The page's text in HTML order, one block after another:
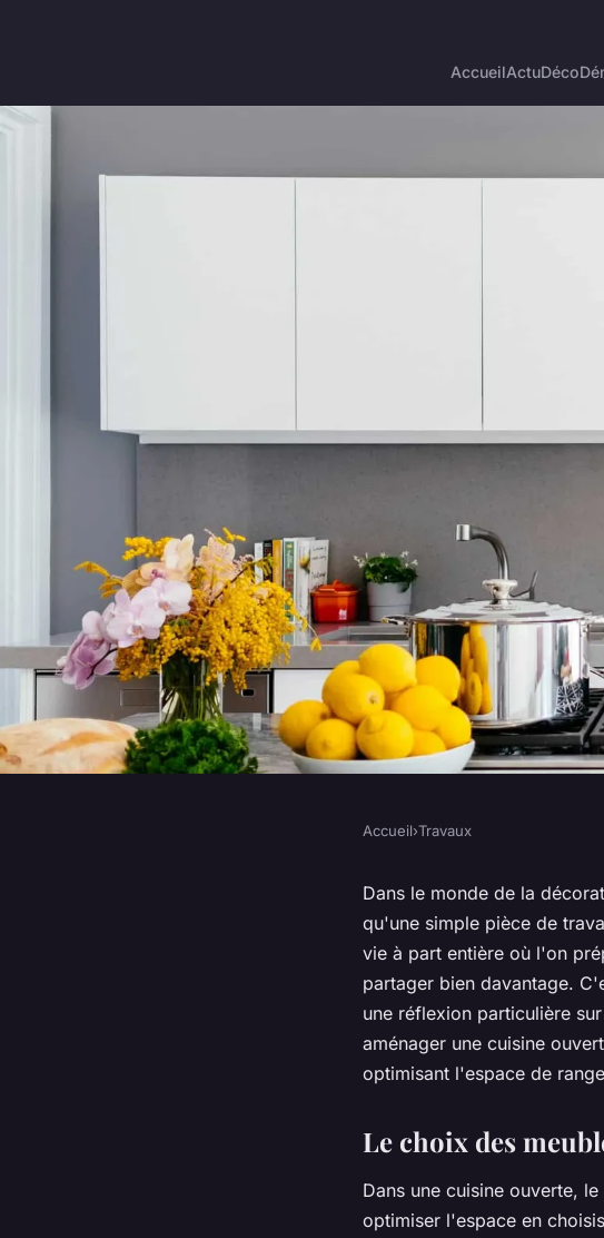
AccueilActuDéco
Comment aménager
ouverte tout en
Accueil›Travaux
Dans le monde de la
qu'une simple pièce de
vie à part entière où l'on
partager bien davantage.
une réflexion particulière
aménager une cuisine
optimisant l'espace de
Le choix des
Dans une cuisine ouverte,
optimiser l'espace en